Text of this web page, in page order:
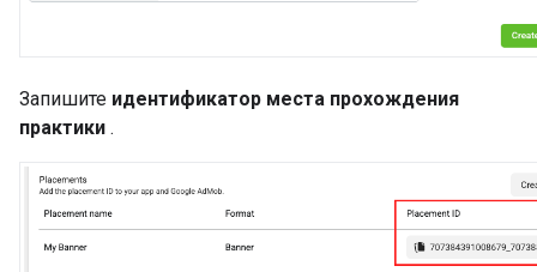
Запишите идентификатор места прохождения
практики .